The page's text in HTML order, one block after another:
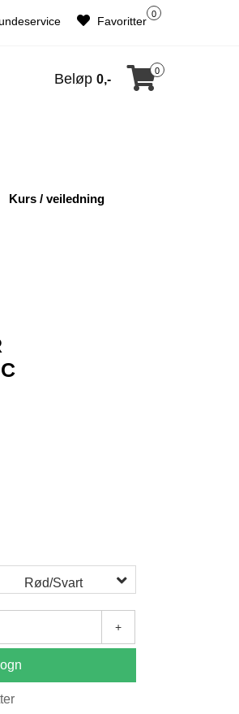
0
Favoritter
Beløp 0,-
0
Kurs / veiledning
Rød/Svart
+